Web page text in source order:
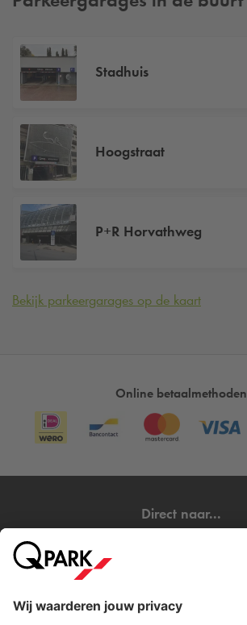
Stadhuis
Hoogstraat
P+R Horvathweg
Bekijk parkeergarages op de kaart
Online betaalmethoden
Direct naar...
Download